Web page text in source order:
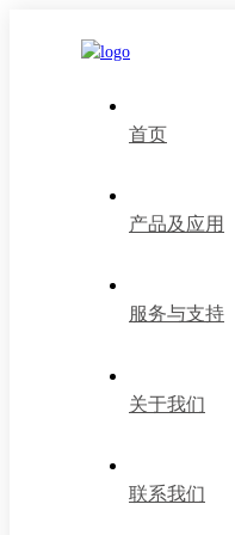
首页
产品及应用
服务与支持
关于我们
联系我们